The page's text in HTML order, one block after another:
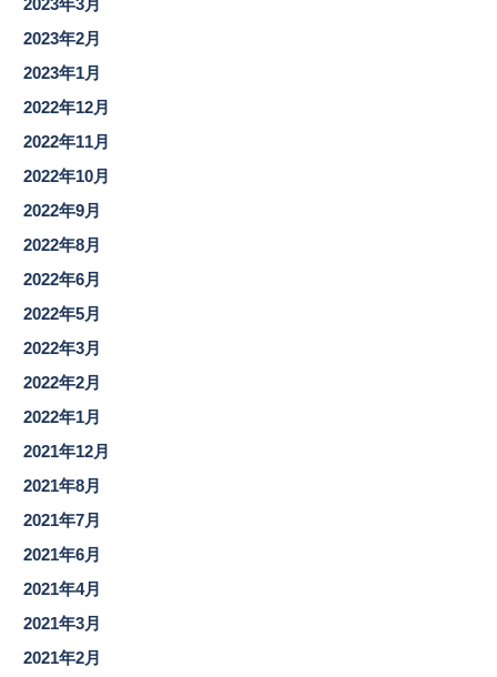
2023年3月
2023年2月
2023年1月
2022年12月
2022年11月
2022年10月
2022年9月
2022年8月
2022年6月
2022年5月
2022年3月
2022年2月
2022年1月
2021年12月
2021年8月
2021年7月
2021年6月
2021年4月
2021年3月
2021年2月